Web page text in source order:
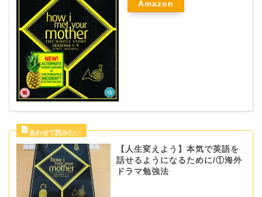
Amazon
【人生変えよう】本気で英語を
話せるようになるために/①海外
ドラマ勉強法